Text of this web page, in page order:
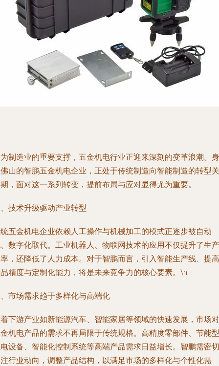
制造业的重要支撑，五金机电行业正迎来深刻的变革浪潮。身
山的智鹏五金机电企业，正处于传统制造向智能制造的转型关
，面对这一系列转变，提前布局与应对显得尤为重要。
技术升级驱动产业转型
五金机电企业依赖人工操作与机械加工的模式正逐步被自动
数字化取代。工业机器人、物联网技术的应用不仅提升了生产
，还降低了人力成本。对于智鹏而言，引入智能生产线、提高
精度与定制化能力，将是未来竞争力的核心要素。\n
市场需求趋于多样化与高端化
下游产业如新能源汽车、智能家居等领域的快速发展，市场对
机电产品的需求不再局限于传统规格。高精度零部件、节能型
设备、智能化控制系统等高端产品需求日益增长。智鹏需密切
行业动向，调整产品结构，以满足市场的多样化与个性化需